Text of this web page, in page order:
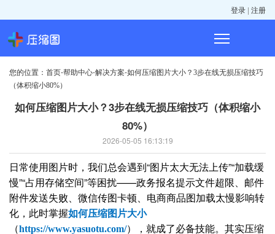
登录 | 注册
您的位置： 首页-帮助中心-解决方案-如何压缩图片大小？3步在线无损压缩技巧
（体积缩小80%）
如何压缩图片大小？3步在线无损压缩技巧（体积缩小
80%）
2026-05-05 16:13:19
日常使用图片时，我们总会遇到“图片太大无法上传”“加载缓
慢”“占用存储空间”等困扰——政务报名提示文件超限、邮件
附件发送失败、微信传图卡顿、电商商品图加载太慢影响转
化，此时掌握如何压缩图片大小
（https://www.yasuotu.com/），就成了必备技能。其实压缩